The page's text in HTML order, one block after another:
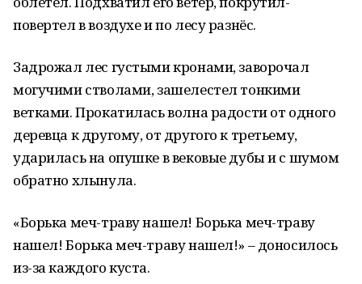
повертел в воздухе и по лесу разнёс.
Задрожал лес густыми кронами, заворочал
могучими стволами, зашелестел тонкими
ветками. Прокатилась волна радости от одного
деревца к другому, от другого к третьему,
ударилась на опушке в вековые дубы и с шумом
обратно хлынула.
«Борька меч-траву нашел! Борька меч-траву
нашел! Борька меч-траву нашел!» – доносилось
из-за каждого куста.